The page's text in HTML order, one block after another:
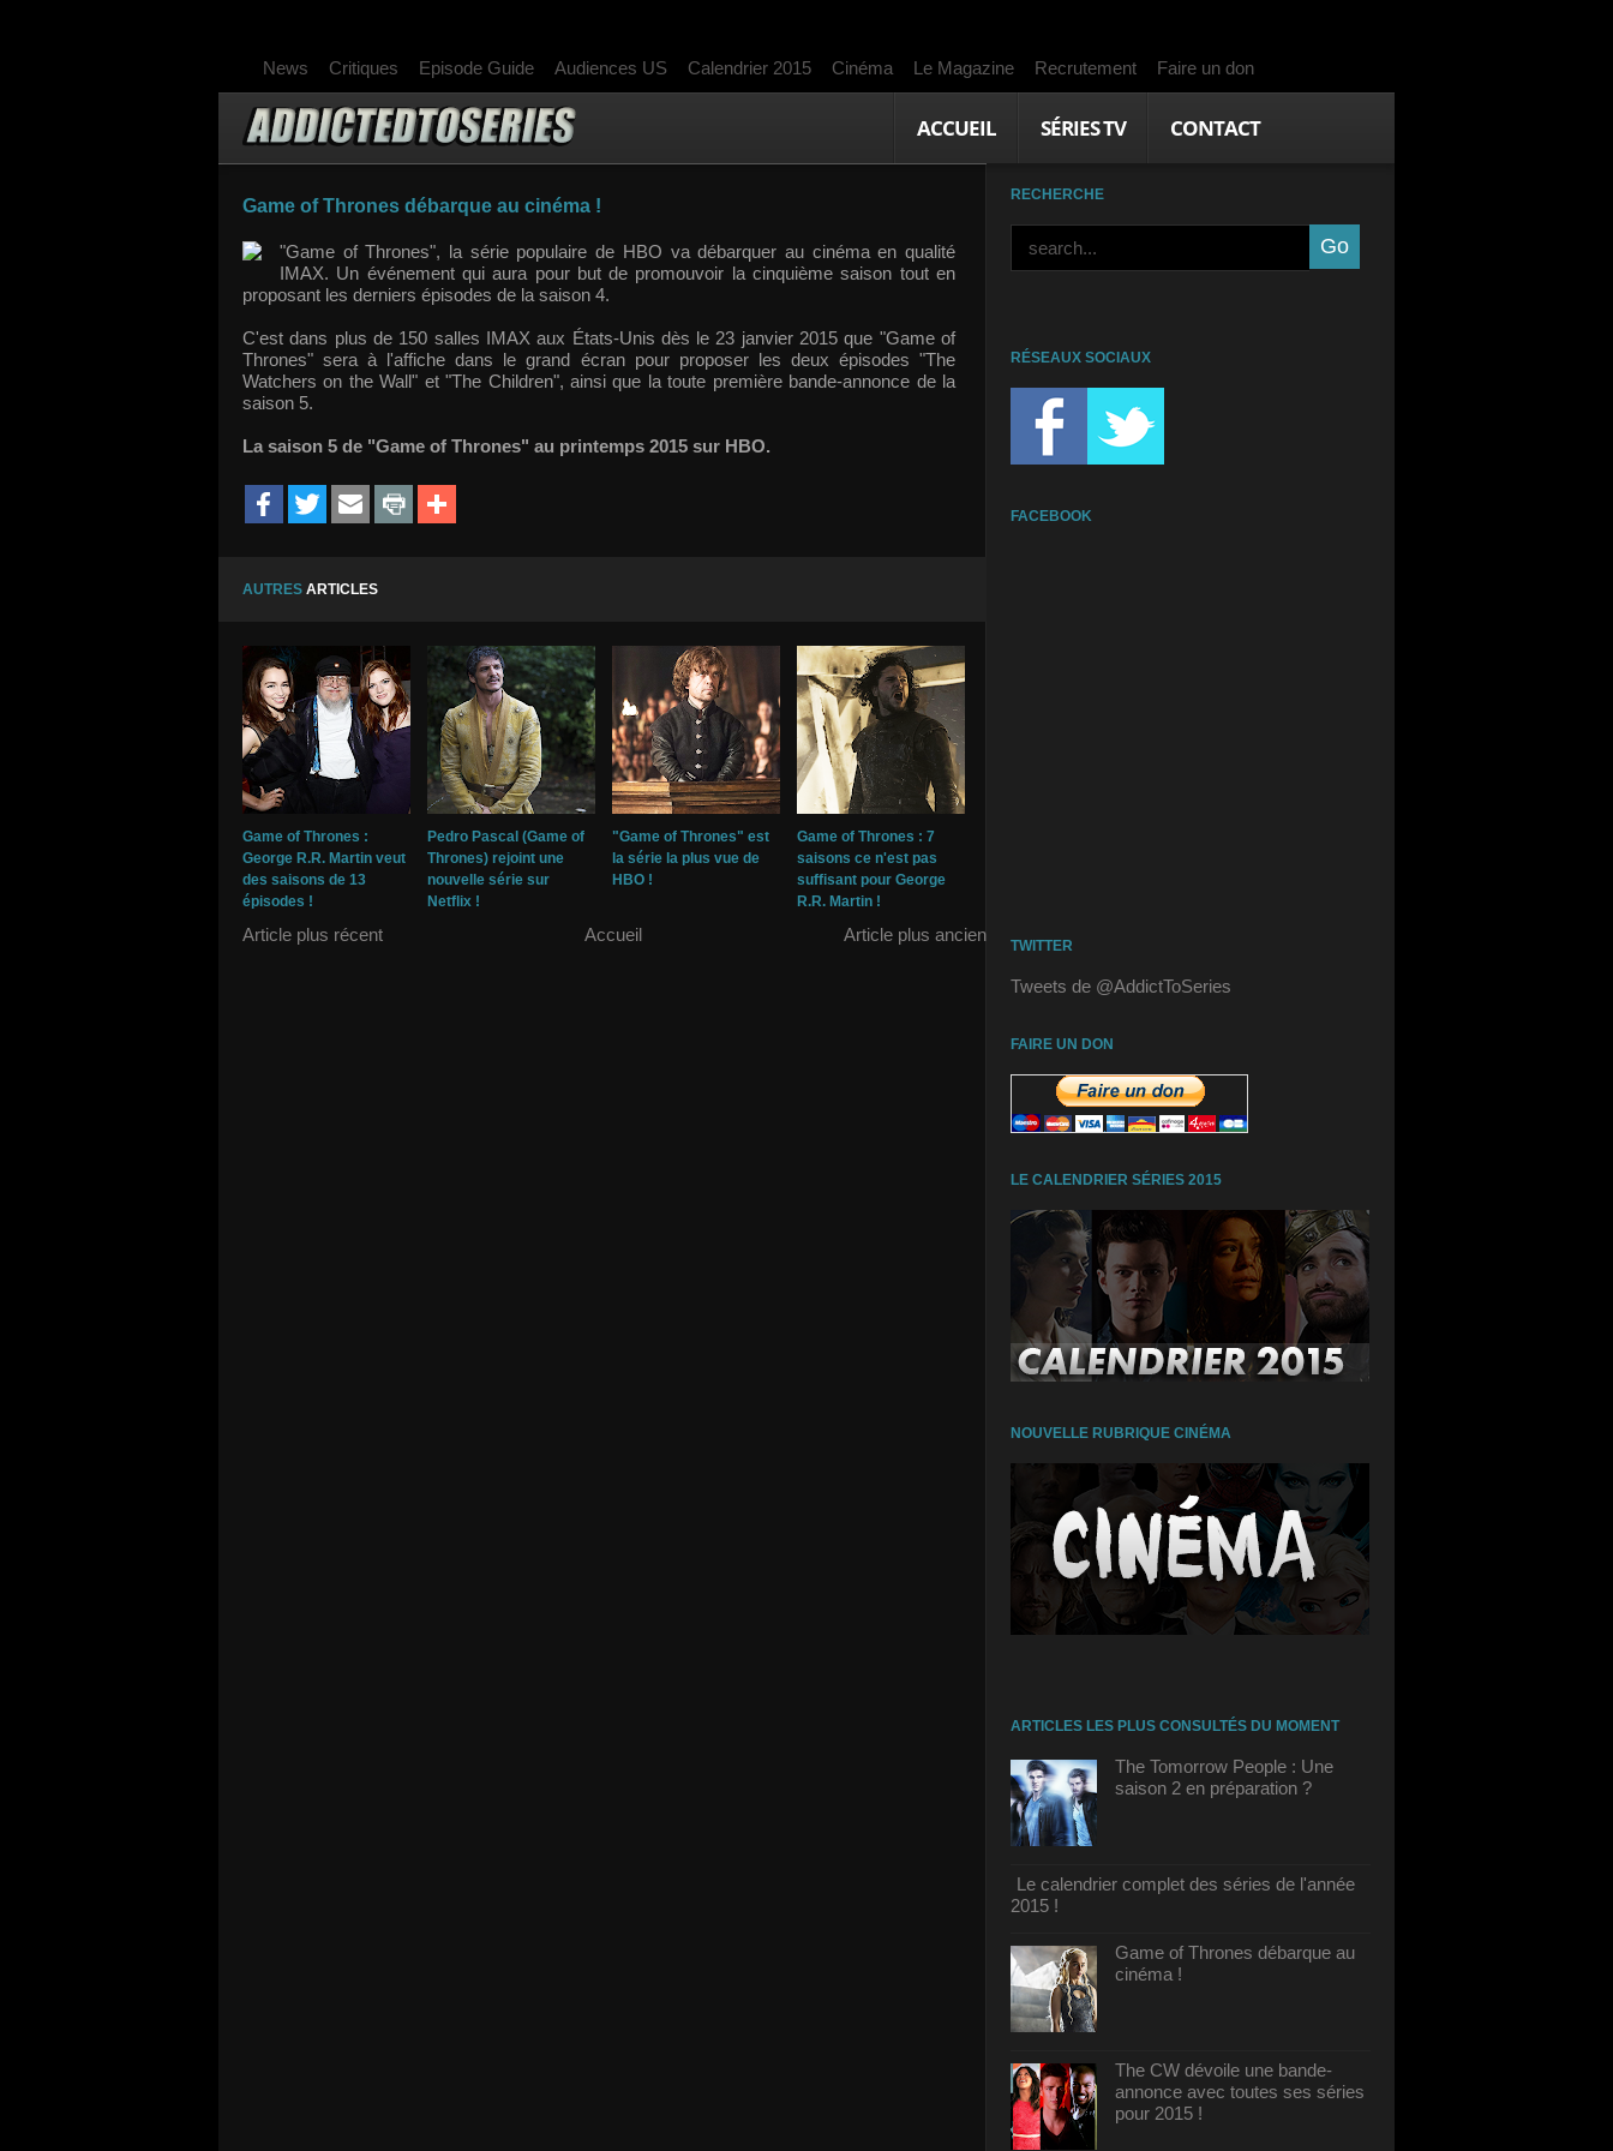
News Critiques Episode Guide Audiences US Calendrier 2015 Cinéma Le Magazine Recrutement Faire un don
ACCUEIL SÉRIES TV CONTACT
Game of Thrones débarque au cinéma !
"Game of Thrones", la série populaire de HBO va débarquer au cinéma en qualité
IMAX. Un événement qui aura pour but de promouvoir la cinquième saison tout en
proposant les derniers épisodes de la saison 4.
C'est dans plus de 150 salles IMAX aux États-Unis dès le 23 janvier 2015 que "Game of
Thrones" sera à l'affiche dans le grand écran pour proposer les deux épisodes "The
Watchers on the Wall" et "The Children", ainsi que la toute première bande-annonce de la
saison 5.
La saison 5 de "Game of Thrones" au printemps 2015 sur HBO.
AUTRES ARTICLES
Game of Thrones :
George R.R. Martin veut
des saisons de 13
épisodes !
Pedro Pascal (Game of
Thrones) rejoint une
nouvelle série sur
Netflix !
"Game of Thrones" est
la série la plus vue de
HBO !
Game of Thrones : 7
saisons ce n'est pas
suffisant pour George
R.R. Martin !
Article plus récent Accueil Article plus ancien
RECHERCHE
RÉSEAUX SOCIAUX
FACEBOOK
TWITTER
Tweets de @AddictToSeries
FAIRE UN DON
LE CALENDRIER SÉRIES 2015
NOUVELLE RUBRIQUE CINÉMA
ARTICLES LES PLUS CONSULTÉS DU MOMENT
The Tomorrow People : Une
saison 2 en préparation ?
Le calendrier complet des séries de l'année
2015 !
Game of Thrones débarque au
cinéma !
The CW dévoile une bande-
annonce avec toutes ses séries
pour 2015 !